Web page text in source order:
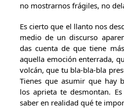
no mostrarnos frágiles, no
Es cierto que el llanto nos
medio de un discurso
das cuenta de que tiene
aquella emoción enterrada,
volcán, que tu bla-bla-bla
Tienes que asumir que hay
los aprieta te desmontan.
saber en realidad qué te